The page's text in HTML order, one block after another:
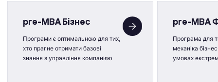
pre-MBA Бізнес
Програми є оптимальною для тих,
хто прагне отримати базові
знання з управління компанією
pre-MBA
Програма для
механіка
умовах